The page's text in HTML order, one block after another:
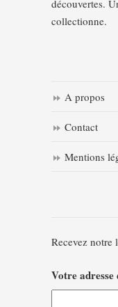
découvertes.
collectionne.
A propos
Contact
Mentions
Recevez notre
Votre adresse